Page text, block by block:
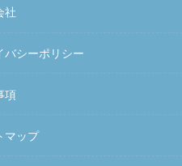
社
バシーポリシー
項
マップ